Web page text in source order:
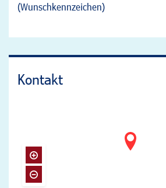
(Wunschkennzeichen)
Kontakt